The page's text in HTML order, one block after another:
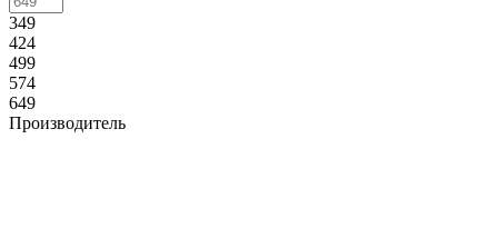
349
424
499
574
649
Производитель